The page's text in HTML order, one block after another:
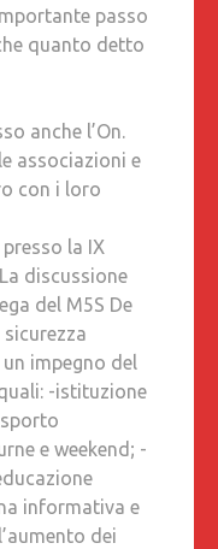
passo
quanto detto
anche l’On.
associazioni e
con i loro
la IX
discussione
del M5S De
impegno del
-istituzione
e weekend; -
informativa e
dei